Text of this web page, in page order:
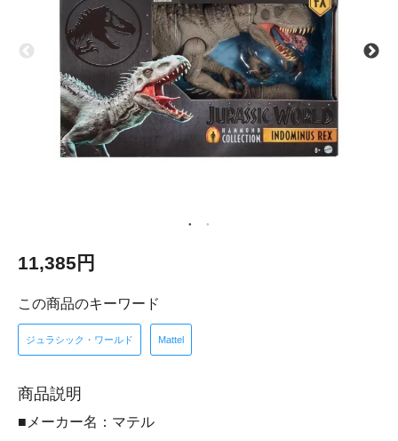
11,385円
この商品のキーワード
ジュラシック・ワールド Mattel
商品説明
■メーカー名：マテル